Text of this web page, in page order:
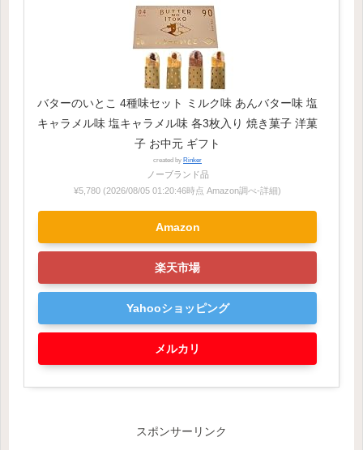
バターのいとこ 4種味セット ミルク味 あんバター味 塩
キャラメル味 塩キャラメル味 各3枚入り 焼き菓子 洋菓
子 お中元 ギフト
created by Rinker
ノーブランド品
¥5,780 (2026/08/05 01:20:46時点 Amazon調べ-詳細)
Amazon
楽天市場
Yahooショッピング
メルカリ
スポンサーリンク